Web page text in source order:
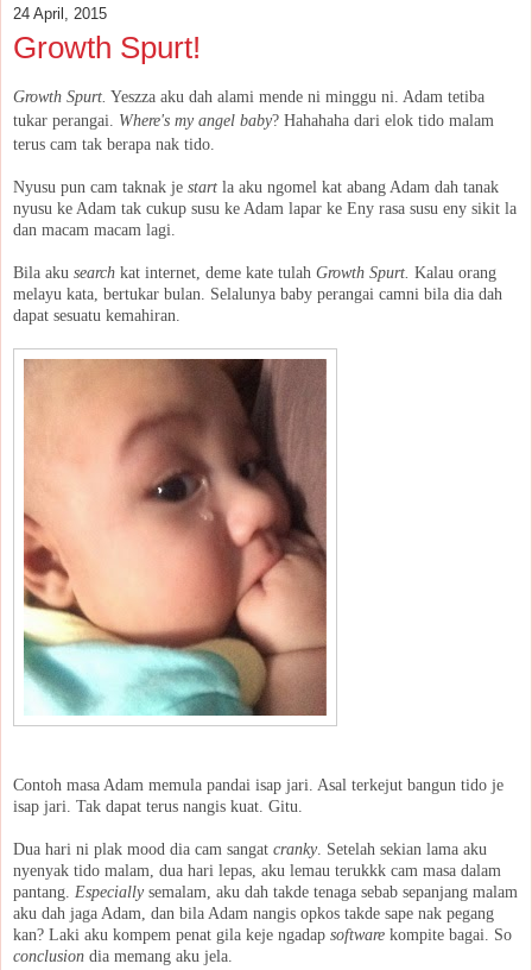
24 April, 2015
Growth Spurt!
Growth Spurt. Yeszza aku dah alami mende ni minggu ni. Adam tetiba
tukar perangai. Where's my angel baby? Hahahaha dari elok tido malam
terus cam tak berapa nak tido.
Nyusu pun cam taknak je start la aku ngomel kat abang Adam dah tanak
nyusu ke Adam tak cukup susu ke Adam lapar ke Eny rasa susu eny sikit la
dan macam macam lagi.
Bila aku search kat internet, deme kate tulah Growth Spurt. Kalau orang
melayu kata, bertukar bulan. Selalunya baby perangai camni bila dia dah
dapat sesuatu kemahiran.
Contoh masa Adam memula pandai isap jari. Asal terkejut bangun tido je
isap jari. Tak dapat terus nangis kuat. Gitu.
Dua hari ni plak mood dia cam sangat cranky. Setelah sekian lama aku
nyenyak tido malam, dua hari lepas, aku lemau terukkk cam masa dalam
pantang. Especiallysemalam, aku dah takde tenaga sebab sepanjang malam
aku dah jaga Adam, dan bila Adam nangis opkos takde sape nak pegang
kan? Laki aku kompem penat gila keje ngadap software kompite bagai. So
conclusion dia memang aku jela.